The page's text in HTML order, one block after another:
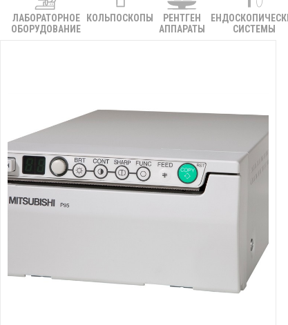
ЛАБОРАТОРНОЕ
ОБОРУДОВАНИЕ
КОЛЬПОСКОПЫ
РЕНТГЕН
АППАРАТЫ
СИСТЕМЫ